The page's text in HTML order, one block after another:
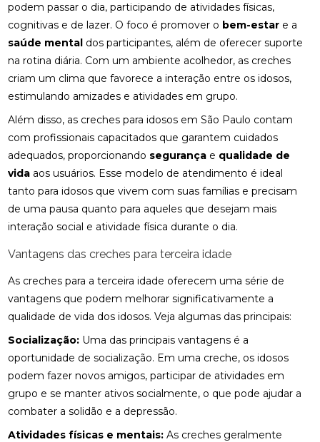
podem passar o dia, participando de atividades físicas,
cognitivas e de lazer. O foco é promover o bem-estar e a
saúde mental dos participantes, além de oferecer suporte
na rotina diária. Com um ambiente acolhedor, as creches
criam um clima que favorece a interação entre os idosos,
estimulando amizades e atividades em grupo.
Além disso, as creches para idosos em São Paulo contam
com profissionais capacitados que garantem cuidados
adequados, proporcionando segurança e qualidade de
vida aos usuários. Esse modelo de atendimento é ideal
tanto para idosos que vivem com suas famílias e precisam
de uma pausa quanto para aqueles que desejam mais
interação social e atividade física durante o dia.
Vantagens das creches para terceira idade
As creches para a terceira idade oferecem uma série de
vantagens que podem melhorar significativamente a
qualidade de vida dos idosos. Veja algumas das principais:
Socialização: Uma das principais vantagens é a
oportunidade de socialização. Em uma creche, os idosos
podem fazer novos amigos, participar de atividades em
grupo e se manter ativos socialmente, o que pode ajudar a
combater a solidão e a depressão.
Atividades físicas e mentais: As creches geralmente